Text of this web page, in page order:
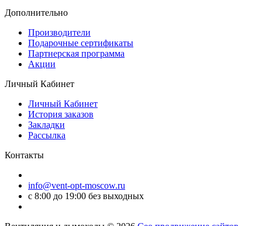
Дополнительно
Производители
Подарочные сертификаты
Партнерская программа
Акции
Личный Кабинет
Личный Кабинет
История заказов
Закладки
Рассылка
Контакты
info@vent-opt-moscow.ru
c 8:00 до 19:00 без выходных